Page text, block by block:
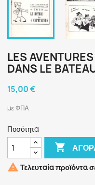
LES
DANS LE
15,00 €
με ΦΠΑ
Ποσότητα

 Τελευταία προϊόντα